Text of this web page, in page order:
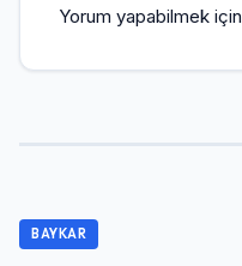
Yorum yapabilmek için
BAYKAR